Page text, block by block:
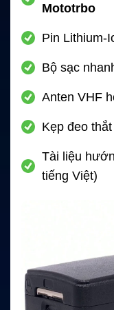
Mototrbo
Pin Lithium-
Bộ sạc
Anten VHF
Kẹp đeo
Tài liệu
tiếng Việt)